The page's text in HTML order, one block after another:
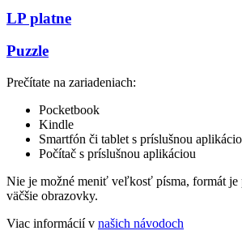
LP platne
Puzzle
Prečítate na zariadeniach:
Pocketbook
Kindle
Smartfón či tablet s príslušnou
Počítač s príslušnou aplikáciou
Nie je možné meniť veľkosť písma, formát je
väčšie obrazovky.
Viac informácií v našich návodoch